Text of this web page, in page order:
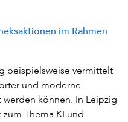
im Rahmen
beispielsweise vermittelt
und moderne
werden können. In Leipzig
Thema KI und